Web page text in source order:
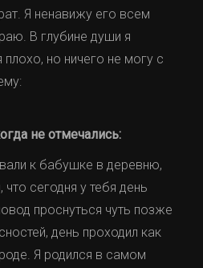
Я ненавижу его всем
В глубине души я
но ничего не могу с
не отмечались:
к бабушке в деревню,
сегодня у тебя день
проснуться чуть позже
день проходил как
Я родился в самом